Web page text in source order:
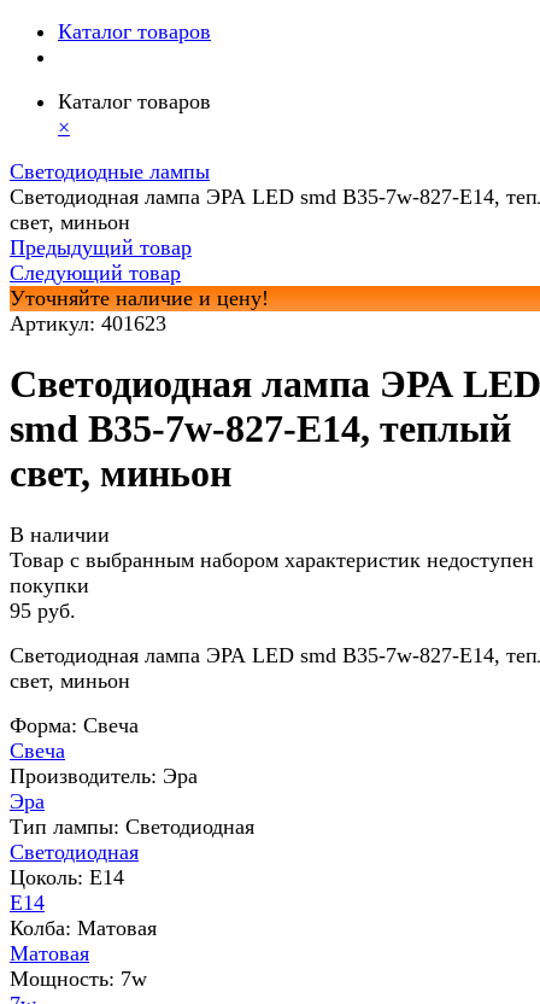
Каталог товаров
Каталог товаров
×
Светодиодные лампы
Светодиодная лампа ЭРА LED smd B35-7w-827-E14,
свет, миньон
Предыдущий товар
Следующий товар
Уточняйте наличие и цену!
Артикул: 401623
Светодиодная лампа ЭРА LED
smd B35-7w-827-E14, теплый
свет, миньон
В наличии
Товар с выбранным набором характеристик недоступен
покупки
95 руб.
Светодиодная лампа ЭРА LED smd B35-7w-827-E14,
свет, миньон
Форма: Свеча
Свеча
Производитель: Эра
Эра
Тип лампы: Светодиодная
Светодиодная
Цоколь: E14
E14
Колба: Матовая
Матовая
Мощность: 7w